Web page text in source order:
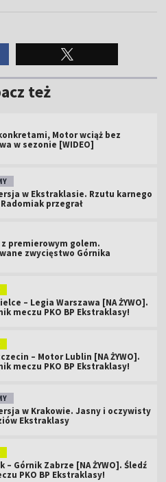
też
Motor wciąż bez
w sezonie [WIDEO]
w Ekstraklasie. Rzutu karnego
przegrał
z premierowym golem.
zwycięstwo Górnika
– Legia Warszawa [NA ŻYWO].
meczu PKO BP Ekstraklasy!
– Motor Lublin [NA ŻYWO].
meczu PKO BP Ekstraklasy!
w Krakowie. Jasny i oczywisty
Ekstraklasy
– Górnik Zabrze [NA ŻYWO]. Śledź
PKO BP Ekstraklasy!